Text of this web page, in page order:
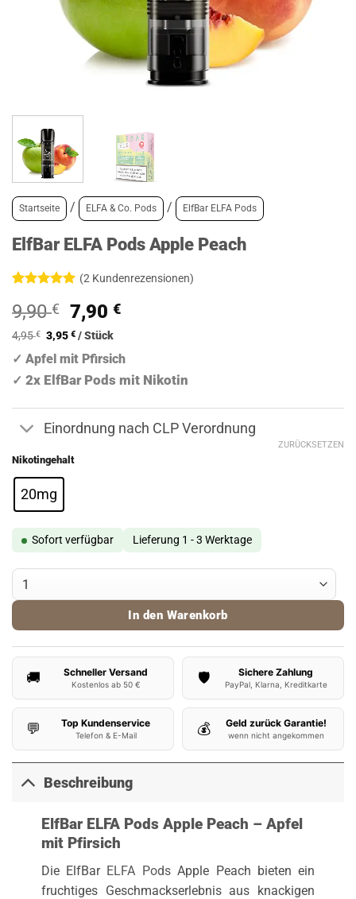
Startseite / ELFA & Co. Pods / ElfBar ELFA Pods
ElfBar ELFA Pods Apple Peach
mit5von
5, basierend
auf
(2Kundenrezensionen)
9,90€
Ursprünglicher
Preis
war:
9,90 €
7,90€Aktueller
ist:
7,90 €.
4,95€ 3,95€ /Stück
✓ Apfel mit Pfirsich
✓ 2x ElfBar Pods mit Nikotin
Einordnung nach CLP Verordnung
Nikotingehalt
20mg
ZURÜCKSETZEN
Sofort verfügbar Lieferung 1 - 3 Werktage
ElfBar ELFA Pods Apple Peach Menge
In den Warenkorb
🚚 Schneller Versand
Kostenlos ab 50 € 🛡️ Sichere Zahlung
PayPal, Klarna, Kreditkarte
💬 Top Kundenservice
Telefon & E-Mail 💰 Geld zurück Garantie!
wenn nicht angekommen
Beschreibung
ElfBar ELFA Pods Apple Peach – Apfel
mit Pfirsich
Die ElfBar ELFA PodsApple Peach bieten ein
fruchtiges Geschmackserlebnis aus knackigen